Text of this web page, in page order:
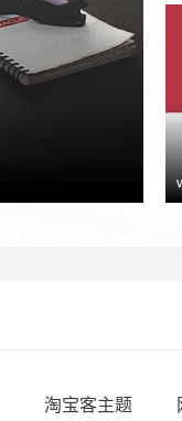
淘宝客主题